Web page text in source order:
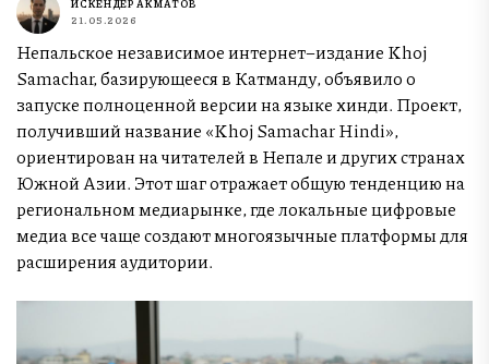
ИСКЕНДЕР АКМАТОВ
21.05.2026
Непальское независимое интернет–издание Khoj
Samachar, базирующееся в Катманду, объявило о
запуске полноценной версии на языке хинди. Проект,
получивший название «Khoj Samachar Hindi»,
ориентирован на читателей в Непале и других странах
Южной Азии. Этот шаг отражает общую тенденцию на
региональном медиарынке, где локальные цифровые
медиа все чаще создают многоязычные платформы для
расширения аудитории.